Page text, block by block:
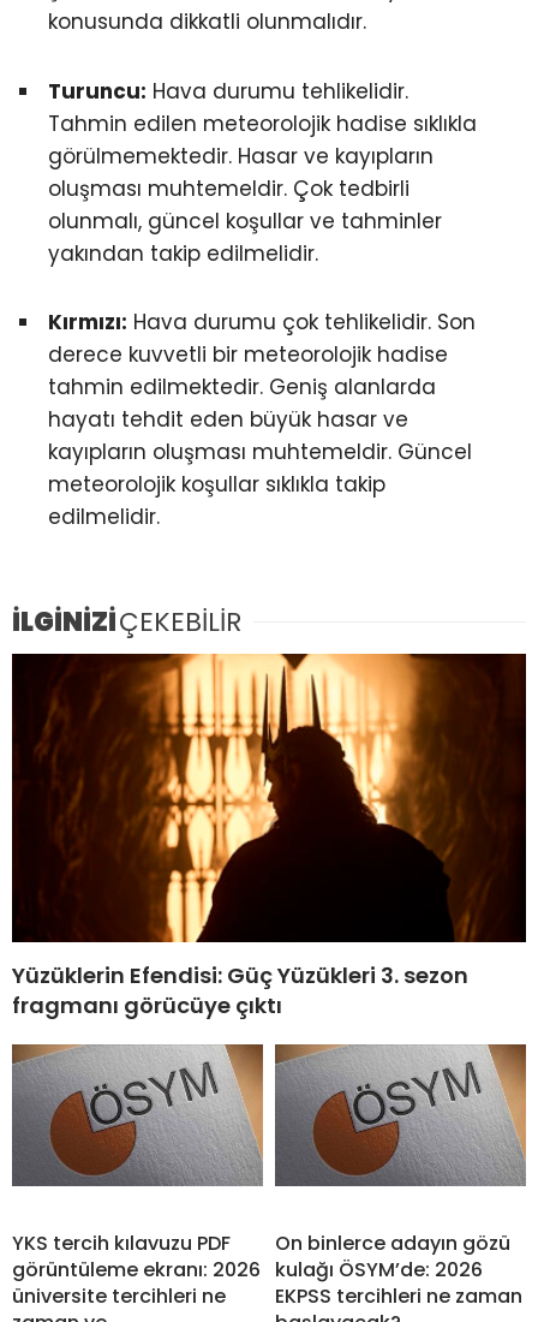
konusunda dikkatli olunmalıdır.
Turuncu: Hava durumu tehlikelidir.
Tahmin edilen meteorolojik hadise sıklıkla
görülmemektedir. Hasar ve kayıpların
oluşması muhtemeldir. Çok tedbirli
olunmalı, güncel koşullar ve tahminler
yakından takip edilmelidir.
Kırmızı: Hava durumu çok tehlikelidir. Son
derece kuvvetli bir meteorolojik hadise
tahmin edilmektedir. Geniş alanlarda
hayatı tehdit eden büyük hasar ve
kayıpların oluşması muhtemeldir. Güncel
meteorolojik koşullar sıklıkla takip
edilmelidir.
İLGİNİZİÇEKEBİLİR
Yüzüklerin Efendisi: Güç Yüzükleri 3. sezon
fragmanı görücüye çıktı
YKS tercih kılavuzu PDF
görüntüleme ekranı: 2026
üniversite tercihleri ne
On binlerce adayın gözü
kulağı ÖSYM’de: 2026
EKPSS tercihleri ne zaman